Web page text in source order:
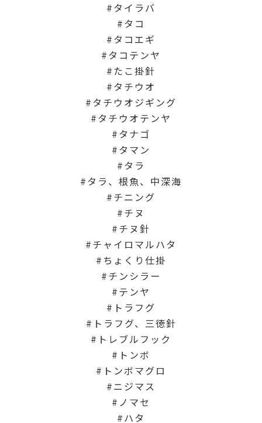
タイラバ
タコ
タコエギ
タコテンヤ
たこ掛針
タチウオ
タチウオジギング
タチウオテンヤ
タナゴ
タマン
タラ
タラ、根魚、中深海
チニング
チヌ
チヌ針
チャイロマルハタ
ちょくり仕掛
チンシラー
テンヤ
トラフグ
トラフグ、三徳針
トレブルフック
トンボ
トンボマグロ
ニジマス
ノマセ
ハタ